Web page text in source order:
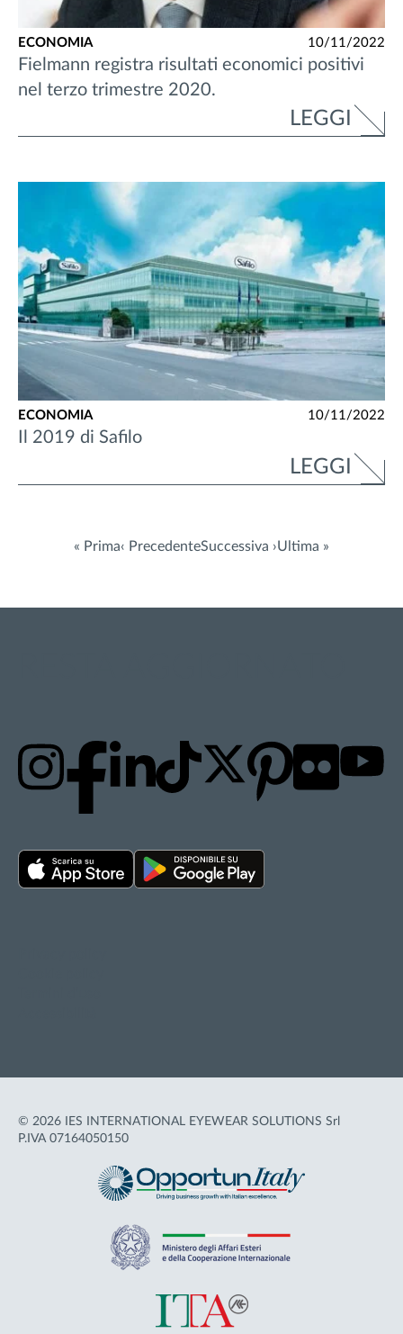
ECONOMIA 10/11/2022
Fielmann registra risultati economici positivi
nel terzo trimestre 2020.
LEGGI
ECONOMIA 10/11/2022
Il 2019 di Safilo
LEGGI
« Prima‹ PrecedenteSuccessiva ›Ultima »
© 2026 IES INTERNATIONAL EYEWEAR SOLUTIONS Srl
P.IVA 07164050150